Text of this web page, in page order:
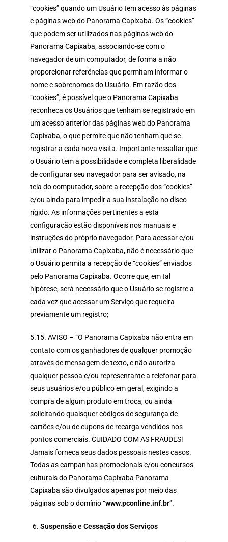
“cookies” quando um Usuário tem acesso às páginas
e páginas web do Panorama Capixaba. Os “cookies”
que podem ser utilizados nas páginas web do
Panorama Capixaba, associando-se com o
navegador de um computador, de forma a não
proporcionar referências que permitam informar o
nome e sobrenomes do Usuário. Em razão dos
“cookies”, é possível que o Panorama Capixaba
reconheça os Usuários que tenham se registrado em
um acesso anterior das páginas web do Panorama
Capixaba, o que permite que não tenham que se
registrar a cada nova visita. Importante ressaltar que
o Usuário tem a possibilidade e completa liberalidade
de configurar seu navegador para ser avisado, na
tela do computador, sobre a recepção dos “cookies”
e/ou ainda para impedir a sua instalação no disco
rígido. As informações pertinentes a esta
configuração estão disponíveis nos manuais e
instruções do próprio navegador. Para acessar e/ou
utilizar o Panorama Capixaba, não é necessário que
o Usuário permita a recepção de “cookies” enviados
pelo Panorama Capixaba. Ocorre que, em tal
hipótese, será necessário que o Usuário se registre a
cada vez que acessar um Serviço que requeira
previamente um registro;
5.15. AVISO – “O Panorama Capixaba não entra em
contato com os ganhadores de qualquer promoção
através de mensagem de texto, e não autoriza
qualquer pessoa e/ou representante a telefonar para
seus usuários e/ou público em geral, exigindo a
compra de algum produto em troca, ou ainda
solicitando quaisquer códigos de segurança de
cartões e/ou de cupons de recarga vendidos nos
pontos comerciais. CUIDADO COM AS FRAUDES!
Jamais forneça seus dados pessoais nestes casos.
Todas as campanhas promocionais e/ou concursos
culturais do Panorama Capixaba Panorama
Capixaba são divulgados apenas por meio das
páginas sob o domínio “www.pconline.inf.br”.
Suspensão e Cessação dos Serviços